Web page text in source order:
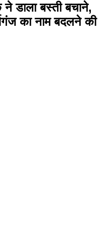
डाला बस्ती बचाने,
का नाम बदलने की